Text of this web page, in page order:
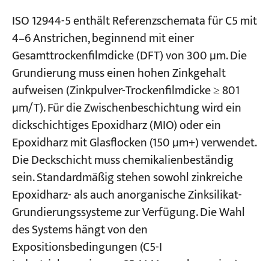
ISO 12944-5 enthält Referenzschemata für C5 mit
4–6 Anstrichen, beginnend mit einer
Gesamttrockenfilmdicke (DFT) von 300 µm. Die
Grundierung muss einen hohen Zinkgehalt
aufweisen (Zinkpulver-Trockenfilmdicke ≥ 801
µm/T). Für die Zwischenbeschichtung wird ein
dickschichtiges Epoxidharz (MIO) oder ein
Epoxidharz mit Glasflocken (150 µm+) verwendet.
Die Deckschicht muss chemikalienbeständig
sein. Standardmäßig stehen sowohl zinkreiche
Epoxidharz- als auch anorganische Zinksilikat-
Grundierungssysteme zur Verfügung. Die Wahl
des Systems hängt von den
Expositionsbedingungen (C5-I